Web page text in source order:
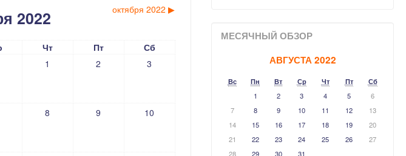
2022 октября 2022 ▶︎
Чт Пт
Сб
1
2 3
8 9 10
МЕСЯЧНЫЙ ОБЗОР
АВГУСТА 2022
Вс Пн Вт Ср Чт Пт
Сб
1
2 3 4 5
6
7
8 9 10 11 12
13
14
15 16 17 18 19
20
21
22 23 24 25 26
27
28
29 30 31